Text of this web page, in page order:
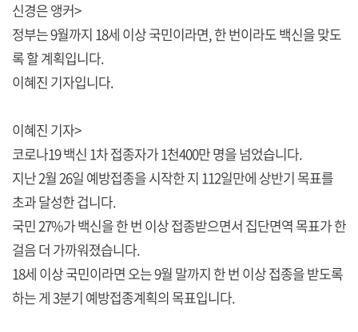
신경은 앵커>
정부는 9월까지 18세 이상 국민이라면, 한 번이라도 백신을 맞도
록 할 계획입니다.
이혜진 기자입니다.
이혜진 기자>
코로나19 백신 1차 접종자가 1천400만 명을 넘었습니다.
지난 2월 26일 예방접종을 시작한 지 112일만에 상반기 목표를
초과 달성한 겁니다.
국민 27%가 백신을 한 번 이상 접종받으면서 집단면역 목표가 한
걸음 더 가까워졌습니다.
18세 이상 국민이라면 오는 9월 말까지 한 번 이상 접종을 받도록
하는 게 3분기 예방접종계획의 목표입니다.